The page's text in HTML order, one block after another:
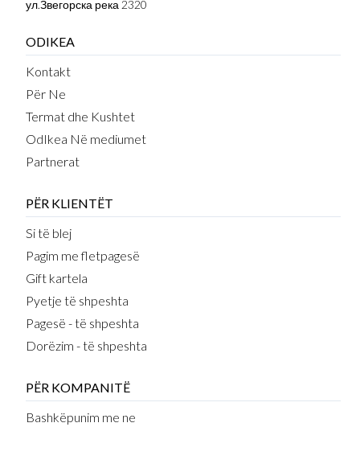
ул.Звегорска река 2320
ODIKEA
Kontakt
Për Ne
Termat dhe Kushtet
OdIkea Në mediumet
Partnerat
PËR KLIENTËT
Si të blej
Pagim me fletpagesë
Gift kartela
Pyetje të shpeshta
Pagesë - të shpeshta
Dorëzim - të shpeshta
PËR KOMPANITË
Bashkëpunim me ne